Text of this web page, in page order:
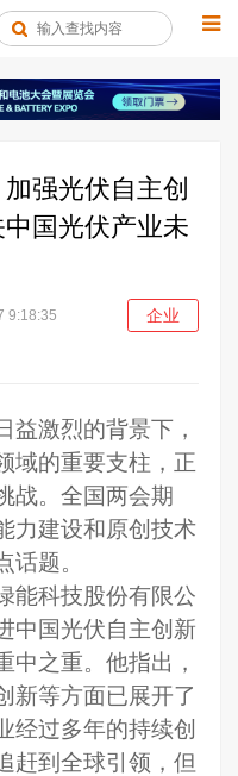
强光伏自主创
国光伏产业未
9:18:35
企业
益激烈的背景下，
域的重要支柱，正
战。全国两会期
力建设和原创技术
话题。
能科技股份有限公
中国光伏自主创新
中之重。 他指出，
新等方面已展开了
经过多年的持续创
赶到全球引领，但